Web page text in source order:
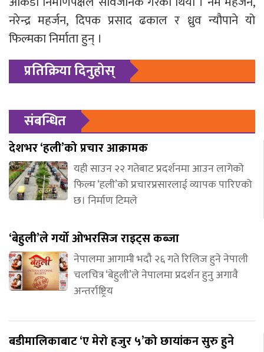
नरेन्द्र महर्जन, दिपक प्रसाद ढकाल र ध्रुव न्यौपाने यो
फिल्मका निर्माता हुन् ।
प्रतिक्रिया दिनुहोस्
संबन्धित
देशभर ‘हली’को प्रचार आक्रामक
यही साउन २२ गतेबाट प्रदर्शनमा आउन लागेको
फिल्म ‘हली’को प्रचारप्रसारलाई व्यापक पारिएको
छ। निर्माण टिमले
‘बेहुली’ले गर्यो ओभरसिज राइट्स कब्जा
नेपालमा आगामी भदौ २६ गते रिलिज हुने नेपाली
चलचित्र ‘बेहुली’ले नेपालमा प्रदर्शन हुनु अगावै
अन्तर्राष्ट्रिय
बडीमालिकाबाट ‘ए मेरो हजुर ५’को छायांकन सुरु हुने